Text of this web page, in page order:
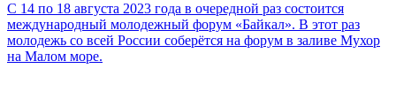
С 14 по 18 августа 2023 года в очередной раз состоится
международный молодежный форум «Байкал». В этот раз
молодежь со всей России соберётся на форум в заливе Мухор
на Малом море.